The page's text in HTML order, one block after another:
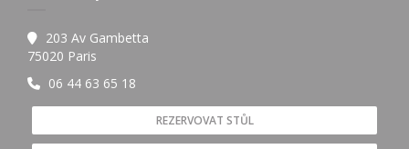
203 Av Gambetta
75020 Paris
06 44 63 65 18
REZERVOVAT STŮL